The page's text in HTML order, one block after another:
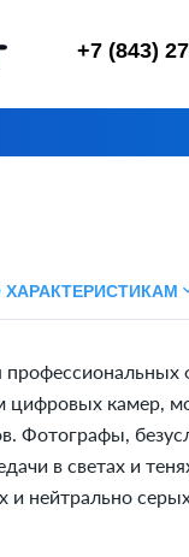
+7 (843)
ХАРАКТЕРИСТИКАМ
цифровых камер,
Фотографы,
в светах и
и нейтрально